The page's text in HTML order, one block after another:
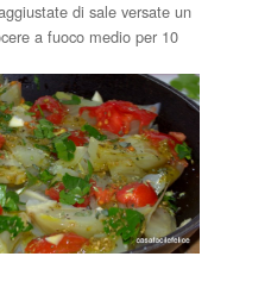
di sale versate un
a fuoco medio per 10